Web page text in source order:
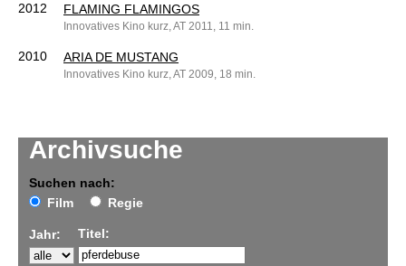
Archivsuche
Suchen nach:
Film
Regie
Jahr: Titel:
2012 FLAMING FLAMINGOS
Innovatives Kino kurz, AT 2011, 11 min.
2010 ARIA DE MUSTANG
Innovatives Kino kurz, AT 2009, 18 min.